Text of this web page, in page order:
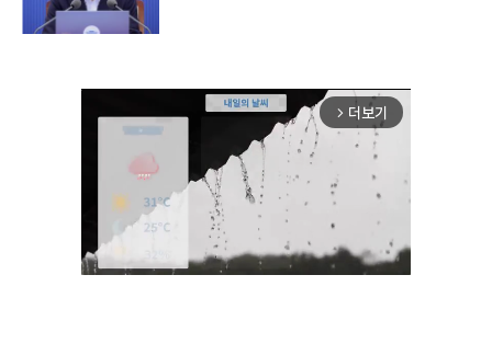
arrow_forward_ios 더보기